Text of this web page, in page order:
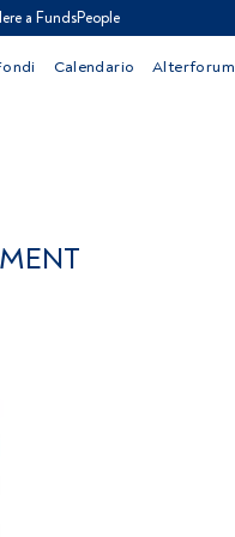
a FundsPeople
Calendario Alterforum